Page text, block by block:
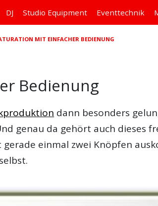
DJ Studio Equipment Eventtechnik
MIT EINFACHER BEDIENUNG
Bedienung
dann besonders
genau da gehört auch dieses
einmal zwei Knöpfen